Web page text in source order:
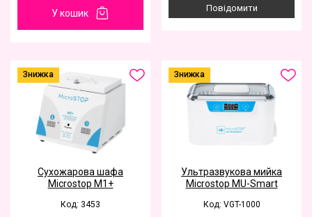
У кошик Повідомити
Знижка
Сухожарова шафа
Microstop M1+
Код: 3453
Знижка
Ультразвукова мийка
Microstop MU-Smart
Код: VGT-1000